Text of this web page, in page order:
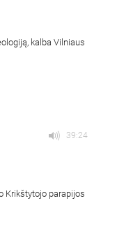
kalba Vilniaus
39:24
Krikštytojo parapijos